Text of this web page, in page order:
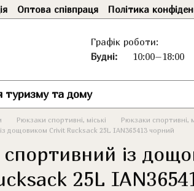
Оптова співпраця Політика
Графік роботи:
Будні:
10:00–18:00
туризму та дому
Рюкзаки спортивні, міські
Рюкзаки спортивні,
дощовиком Crivit Rucksack 25L IAN365413 чорний
із
25L